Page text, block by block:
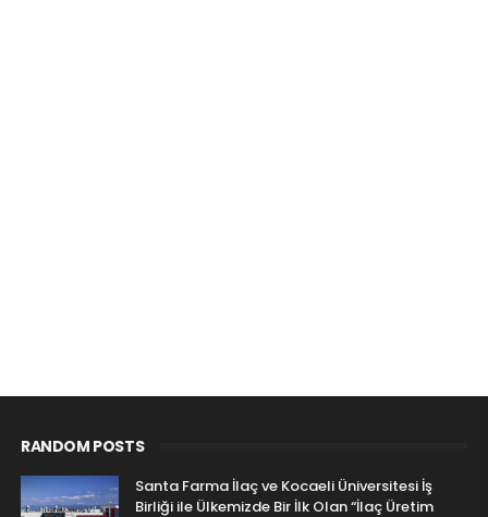
RANDOM POSTS
Santa Farma İlaç ve Kocaeli Üniversitesi İş
Birliği ile Ülkemizde Bir İlk Olan “İlaç Üretim